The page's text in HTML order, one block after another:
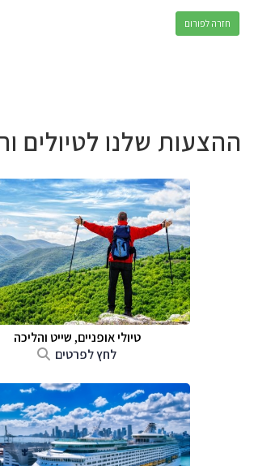
חזרה לפורום
ההצעות שלנו לטיולים
טיולי אופניים, שייט והליכה
לחץ לפרטים